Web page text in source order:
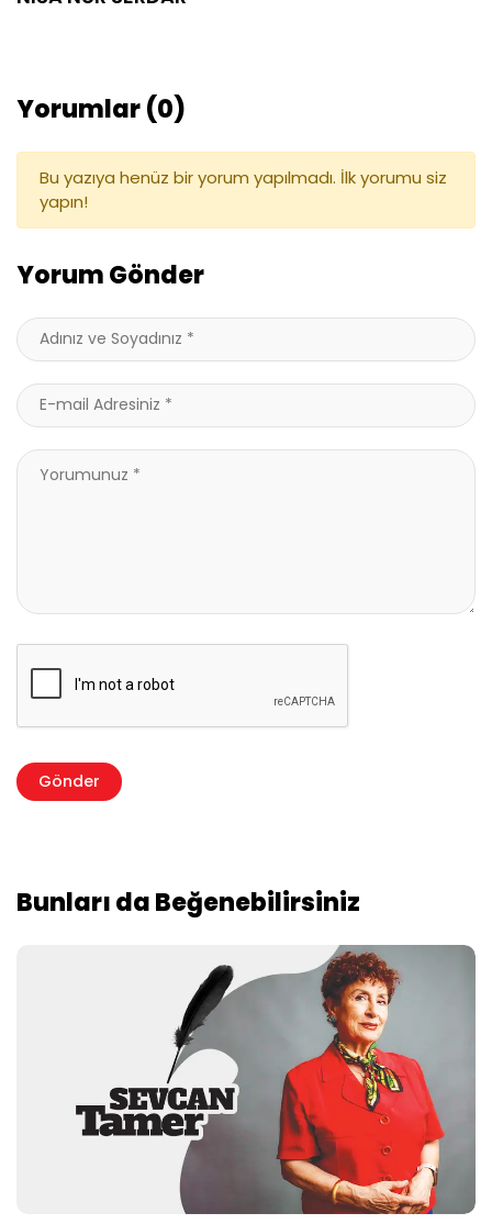
Yorumlar (0)
Bu yazıya henüz bir yorum yapılmadı. İlk yorumu siz
yapın!
Yorum Gönder
Bunları da Beğenebilirsiniz